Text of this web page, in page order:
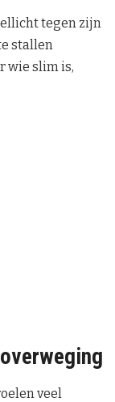
tegen zijn
stallen
wie slim is,
veel